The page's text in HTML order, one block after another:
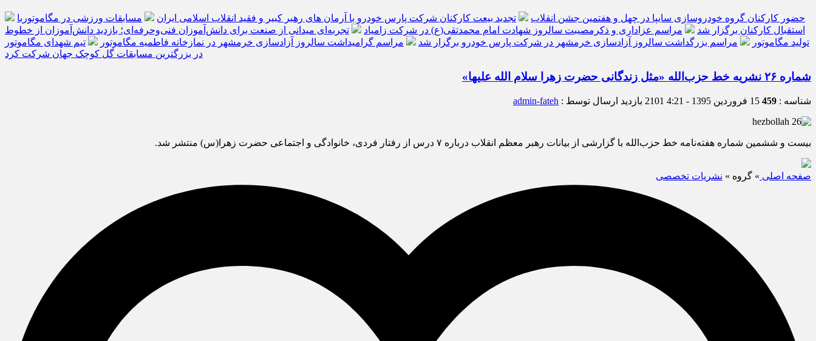
حضور کارکنان گروه خودروسازی سایپا در چهل و هفتمین جشن انقلاب تجدید بیعت کارکنان شرکت پارس خودرو با آرمان های رهبر کبیر و فقید انقلاب اسلامی ایران
مسابقات ورزشی در مگاموتوربا
استقبال کارکنان برگزار شد
مراسم عزاداری و ذکرمصیبت سالروز شهادت امام محمدتقی(ع) در شرکت زامیاد
تجربه‌ای میدانی از صنعت برای دانش‌آموزان فنی‌وحرفه‌ای؛ بازدید دانش‌آموزان از خطوط
تولید مگاموتور
مراسم بزرگداشت سالروز آزادسازی خرمشهر در شرکت پارس خودرو برگزار شد مراسم گرامیداشت سالروز آزادسازی خرمشهر در نمازخانه فاطمیه مگاموتور
تیم شهدای مگاموتور
در بزرگترین مسابقات گل کوچک جهان شرکت کرد
شماره ۲۶ نشریه خط حزب‌الله «مثل زندگانی حضرت زهرا سلام الله علیها»
شناسه : 459 15 فروردین 1395 - 4:21 ارسال توسط : admin-fateh
بیست و ششمین شماره هفته‌نامه خط حزب‌الله با گزارشی از بیانات رهبر معظم انقلاب درباره ۷ درس از رفتار فردی، خانوادگی و اجتماعی حضرت زهرا(س) منتشر شد.
صفحه اصلی » گروه » نشریات تخصصی